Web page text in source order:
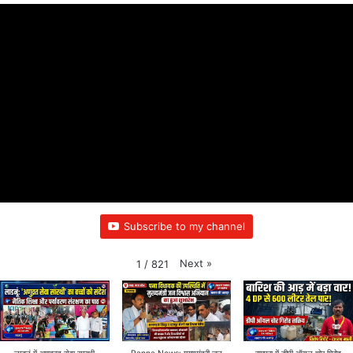
Subscribe to my channel
1 / 821 Next »